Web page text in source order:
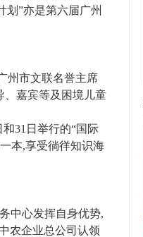
划”亦是第六届广州
州市文联名誉主席
、嘉宾等及困境儿童
31日举行的“国际
本,享受徜徉知识海
中心发挥自身优势,
农企业总公司认领